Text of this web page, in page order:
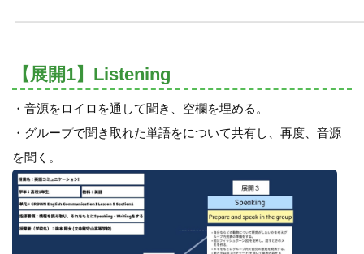
【展開1】Listening
・音源をロイロを通して聞き、空欄を埋める。
・グループで聞き取れた単語をについて共有し、再度、音源
を聞く。